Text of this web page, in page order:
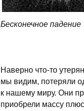
Бесконечное падение
Наверно что-то
мы видим, потеряли
к нашему миру. Они
приобрели массу